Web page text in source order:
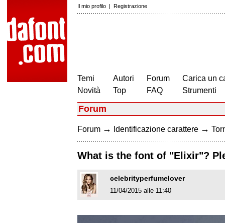
Il mio profilo | Registrazione
Temi
Novità
Autori
Top
Forum
FAQ
Carica un
Strumenti
Forum
Forum → Identificazione carattere →
What is the font of "Elixir"?
celebrityperfumelover
11/04/2015 alle 11:40